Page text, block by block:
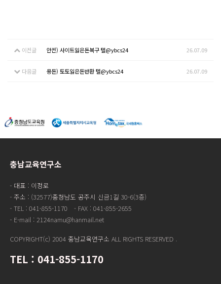
이전글 안전) 사이트잃은돈복구 텔@ybcs24 26.07.09
다음글 용돈) 토토잃은돈반환 텔@ybcs24 26.07.09
충남교육연구소
- 대표 : 이정로
- 주소 : (32577)충청남도 공주시 신금1길 30-6(3층)
- TEL : 041-855-1170
- FAX : 041-855-2655
- E-mail : 2124namu@hanmail.net
COPYRIGHT(c) 2004 충남교육연구소 ALL RIGHTS RESERVED .
TEL : 041-855-1170